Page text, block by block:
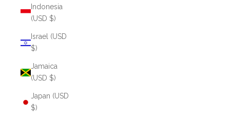
Indonesia
(USD $)
Israel (USD
$)
Jamaica
(USD $)
Japan (USD
$)